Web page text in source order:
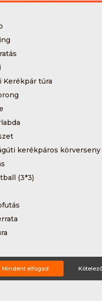
Kerékpár túra
kerékpáros körverseny
(3*3)
Mindent elfogad